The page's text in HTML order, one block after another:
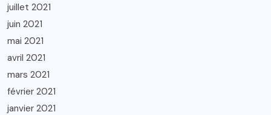
juillet 2021
juin 2021
mai 2021
avril 2021
mars 2021
février 2021
janvier 2021